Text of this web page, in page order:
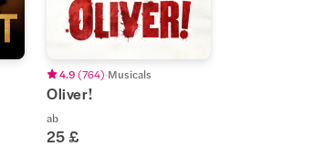
4.9(764) Musicals
Oliver!
ab
25 £